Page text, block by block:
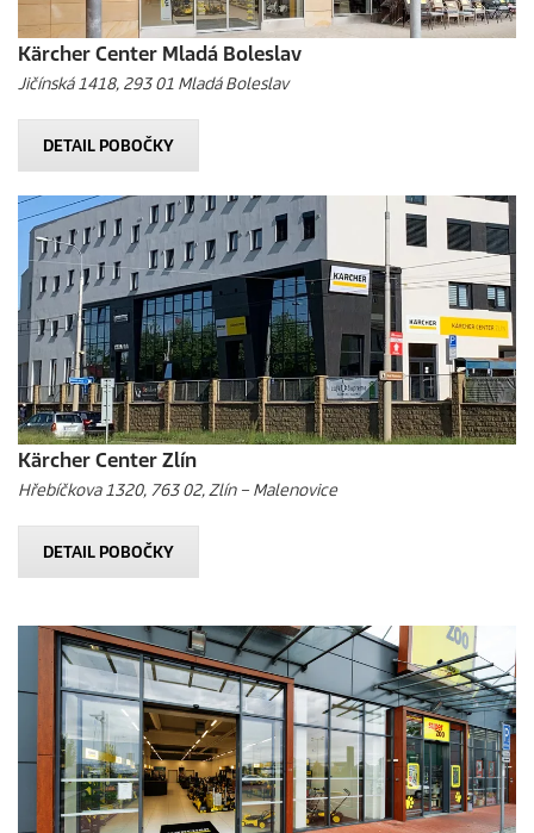
Kärcher Center Mladá Boleslav
Jičínská 1418, 293 01 Mladá Boleslav
DETAIL POBOČKY
Kärcher Center Zlín
Hřebíčkova 1320, 763 02, Zlín – Malenovice
DETAIL POBOČKY